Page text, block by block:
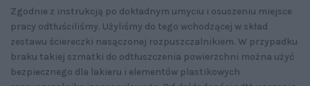
Zgodnie z instrukcją po dokładnym umyciu i osuszeniu miejsce
pracy odtłuściliśmy. Użyliśmy do tego wchodzącej w skład
zestawu ściereczki nasączonej rozpuszczalnikiem. W przypadku
braku takiej szmatki do odtłuszczenia powierzchni można użyć
bezpiecznego dla lakieru i elementów plastikowych